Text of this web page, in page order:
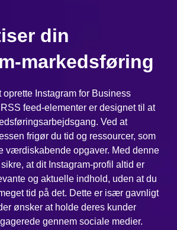
din
markedsføring
Instagram for Business
feed-elementer er designet til at
Ved at
frigør du tid og ressourcer, som
værdiskabende opgaver. Med denne
at dit Instagram-profil altid er
og aktuelle indhold, uden at du
tid på det. Dette er især gavnligt
ønsker at holde deres kunder
gennem sociale medier.